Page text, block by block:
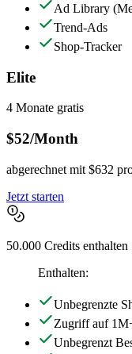
Ad Library
Trend-Ads
Shop-Tracker
Elite
4 Monate gratis
$52/Month
abgerechnet mit $632
Jetzt starten
50.000 Credits enthalten
Enthalten:
Unbegrenzte
Zugriff auf
Unbegrenzt